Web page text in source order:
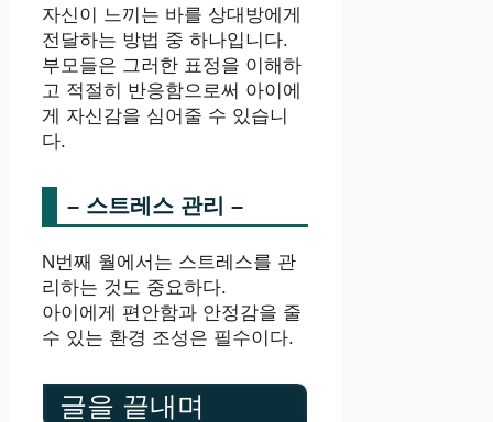
자신이 느끼는 바를 상대방에게
전달하는 방법 중 하나입니다.
부모들은 그러한 표정을 이해하
고 적절히 반응함으로써 아이에
게 자신감을 심어줄 수 있습니
다.
– 스트레스 관리 –
N번째 월에서는 스트레스를 관
리하는 것도 중요하다.
아이에게 편안함과 안정감을 줄
수 있는 환경 조성은 필수이다.
글을 끝내며